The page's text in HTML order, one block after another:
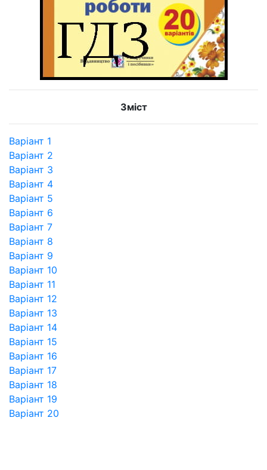
Зміст
Варіант 1
Варіант 2
Варіант 3
Варіант 4
Варіант 5
Варіант 6
Варіант 7
Варіант 8
Варіант 9
Варіант 10
Варіант 11
Варіант 12
Варіант 13
Варіант 14
Варіант 15
Варіант 16
Варіант 17
Варіант 18
Варіант 19
Варіант 20